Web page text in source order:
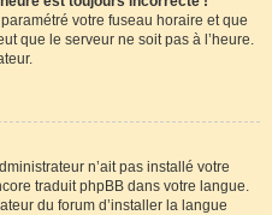
votre fuseau horaire et que
que le serveur ne soit pas à l’heure.
n’ait pas installé votre
traduit phpBB dans votre langue.
du forum d’installer la langue